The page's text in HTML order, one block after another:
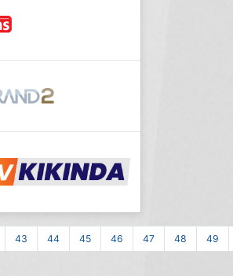
43 44 45 46 47 48 49